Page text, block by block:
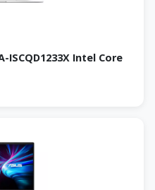
ISCQD1233X Intel Core